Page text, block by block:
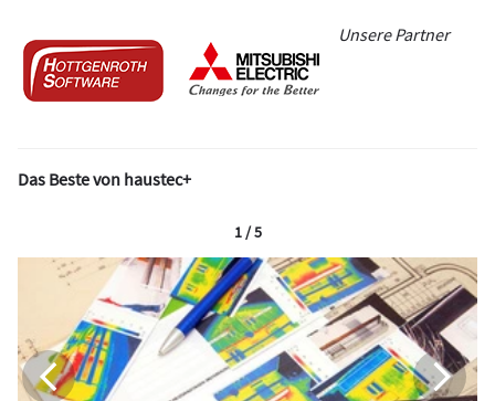
Unsere Partner
Das Beste von haustec+
1 / 5